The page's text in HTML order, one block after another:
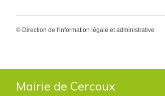
© Direction de l'information légale et administrative
Mairie de Cercoux